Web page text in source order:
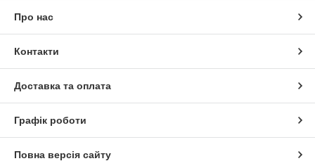
Про нас
Контакти
Доставка та оплата
Графік роботи
Повна версія сайту